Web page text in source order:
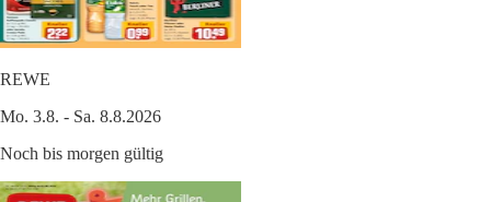
REWE
Mo. 3.8. - Sa. 8.8.2026
Noch bis morgen gültig